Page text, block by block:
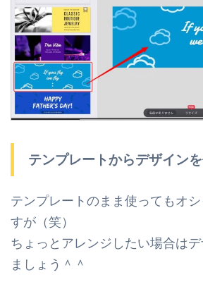
テンプレートからデザイン
テンプレートのまま使ってもオ
すが（笑）
ちょっとアレンジしたい場合は
ましょう＾＾